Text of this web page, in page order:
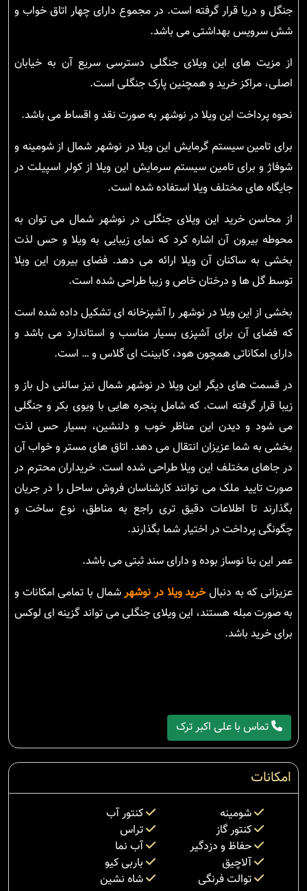
جنگل و دریا قرار گرفته است. در مجموع دارای چهار اتاق خواب و
شش سرویس بهداشتی می باشد.
از مزیت های این ویلای جنگلی دسترسی سریع آن به خیابان
اصلی، مراکز خرید و همچنین پارک جنگلی است.
نحوه پرداخت این ویلا در نوشهر به صورت نقد و اقساط می باشد.
برای تامین سیستم گرمایش این ویلا در نوشهر شمال از شومینه و
شوفاژ و برای تامین سیستم سرمایش این ویلا از کولر اسپیلت در
جایگاه های مختلف ویلا استفاده شده است.
از محاسن خرید این ویلای جنگلی در نوشهر شمال می توان به
محوطه بیرون آن اشاره کرد که نمای زیبایی به ویلا و حس لذت
بخشی به ساکنان آن ویلا ارائه می دهد. فضای بیرون این ویلا
توسط گل ها و درختان خاص و زیبا طراحی شده است.
بخشی از این ویلا در نوشهر را آشپزخانه ای تشکیل داده شده است
که فضای آن برای آشپزی بسیار مناسب و استاندارد می باشد و
دارای امکاناتی همچون هود، کابینت ای گلاس و … است.
در قسمت های دیگر این ویلا در نوشهر شمال نیز سالنی دل باز و
زیبا قرار گرفته است. که شامل پنجره هایی با ویوی بکر و جنگلی
می شود و دیدن این مناظر خوب و دلنشین، بسیار حس لذت
بخشی به شما عزیزان انتقال می دهد. اتاق های مستر و خواب آن
در جاهای مختلف این ویلا طراحی شده است. خریداران محترم در
صورت تایید ملک می توانند کارشناسان فروش ساحل را در جریان
بگذارند تا اطلاعات دقیق تری راجع به مناطق، نوع ساخت و
چگونگی پرداخت در اختیار شما بگذارند.
عمر این بنا نوساز بوده و دارای سند ثبتی می باشد.
عزیزانی که به دنبالخرید ویلا در نوشهرشمال با تمامی امکانات و
به صورت مبله هستند، این ویلای جنگلی می تواند گزینه ای لوکس
برای خرید باشد.
تماس با علی اکبر ترک
امکانات
شومینه
کنتور آب
کنتور گاز
تراس
حفاظ و دزدگیر
آب نما
آلاچیق
باربی کیو
توالت فرنگی
شاه نشین